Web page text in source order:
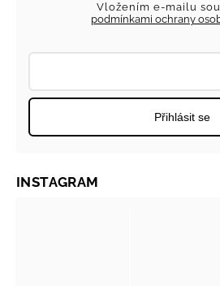
Vložením e-mailu
podmínkami ochrany
Přihlásit se
INSTAGRAM